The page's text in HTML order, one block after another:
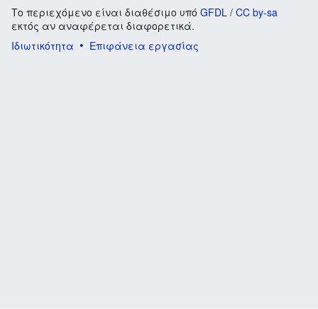
Το περιεχόμενο είναι διαθέσιμο υπό GFDL / CC by-sa
εκτός αν αναφέρεται διαφορετικά.
Ιδιωτικότητα
Επιφάνεια εργασίας